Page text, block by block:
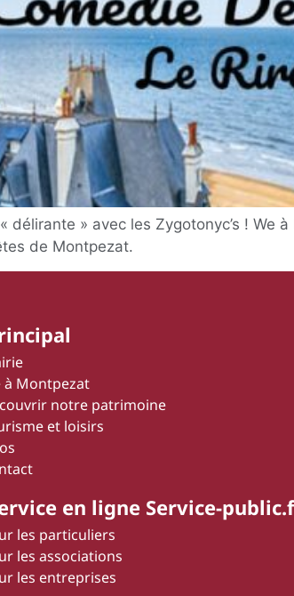
» avec les Zygotonyc’s ! We
de Montpezat.
à Montpezat
notre patrimoine
et loisirs
en ligne Service-
les particuliers
les associations
les entreprises